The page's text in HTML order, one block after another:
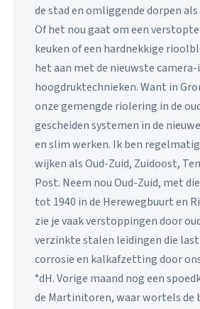
de stad en omliggende dorpen
Of het nou gaat om een
keuken of een hardnekkige
het aan met de nieuwste
hoogdruktechnieken. Want in
onze gemengde riolering in de
gescheiden systemen in de
en slim werken. Ik ben
wijken als Oud-Zuid, Zuidoost,
Post. Neem nou Oud-Zuid, met
tot 1940 in de Herewegbuurt en
zie je vaak verstoppingen door
verzinkte stalen leidingen die
corrosie en kalkafzetting door
°dH. Vorige maand nog een
de Martinitoren, waar wortels de